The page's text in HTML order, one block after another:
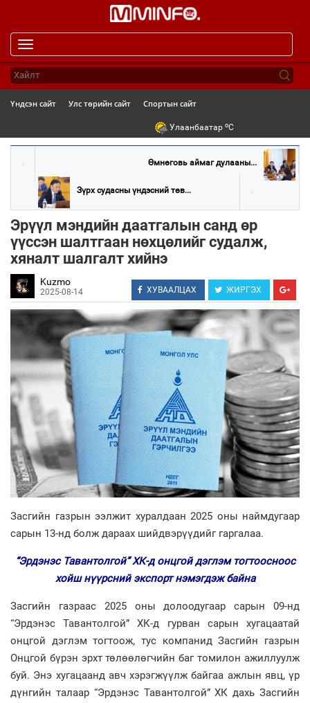
navigation
Үндсэн сайт Улс төрийн сайт Спортын сайт
Улаанбаатар oC
Өмнөговь аймаг дулааны...
Зүрх судасны үндэсний төв...
Эрүүл мэндийн даатгалын санд өр
үүссэн шалтгаан нөхцөлийг судалж,
хяналт шалгалт хийнэ
Kuzmo
2025-08-14 ХУВААЛЦАХ ЖИРГЭХ
Засгийн газрын ээлжит хуралдаан 2025 оны наймдугаар
сарын 13-нд болж дараах шийдвэрүүдийг гаргалаа.
“Эрдэнэс Тавантолгой” ХК-д онцгой дэглэм тогтоосноос
хойш нүүрсний экспорт нэмэгдэж байна
Засгийн газраас 2025 оны долоодугаар сарын 09-нд
“Эрдэнэс Тавантолгой” ХК-д гурван сарын хугацаатай
онцгой дэглэм тогтоож, тус компанид Засгийн газрын
Онцгой бүрэн эрхт төлөөлөгчийн баг томилон ажиллуулж
буй. Энэ хугацаанд авч хэрэгжүүлж байгаа ажлын явц, үр
дүнгийн талаар “Эрдэнэс Тавантолгой” ХК дахь Засгийн